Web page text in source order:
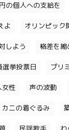
の個人への支給を
よ オリンピック
しよう 格差を縮
挙投票日 プリ
性 声の波動
カニの着ぐるみ